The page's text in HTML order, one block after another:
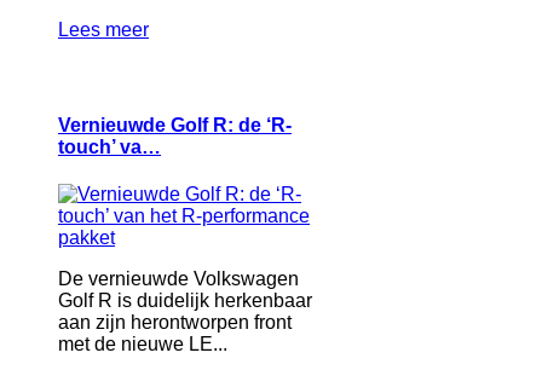
Lees meer
Vernieuwde Golf R: de ‘R-
touch’ va…
De vernieuwde Volkswagen
Golf R is duidelijk herkenbaar
aan zijn herontworpen front
met de nieuwe LE...